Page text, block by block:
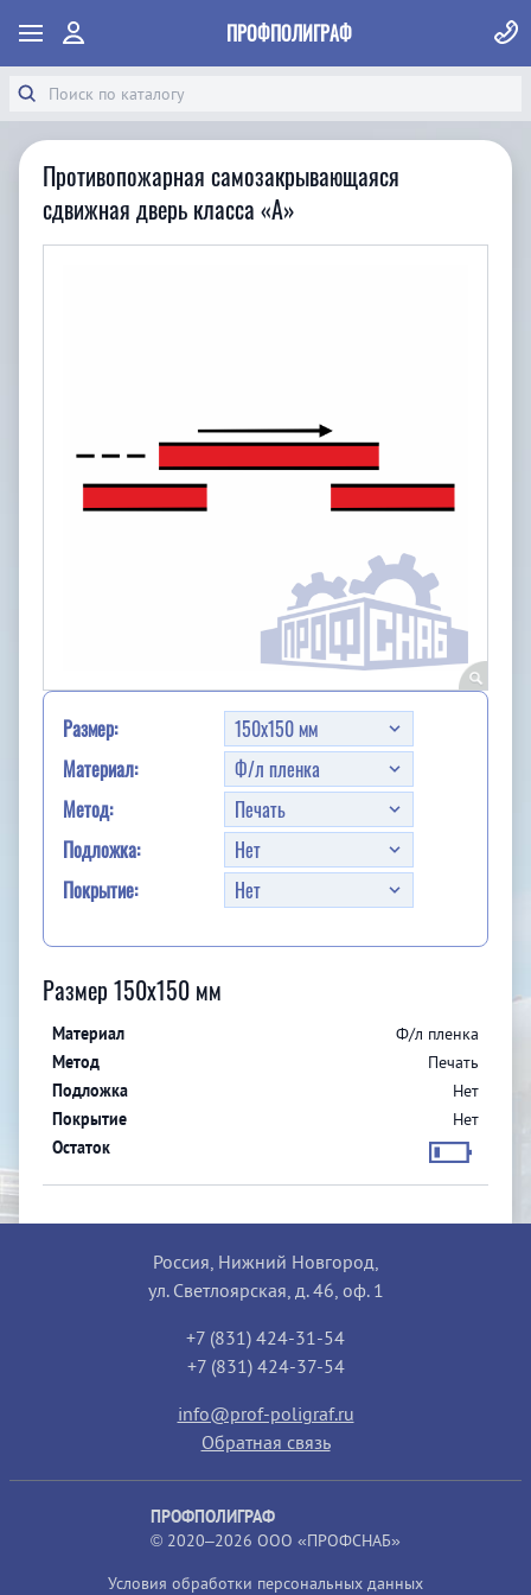
ПРОФПОЛИГРАФ
Противопожарная самозакрывающаяся
сдвижная дверь класса «А»
Размер:
Материал:
Метод:
Подложка:
Покрытие:
Размер 150x150 мм
Ф/л пленка
Печать
Нет
Нет
Россия, Нижний Новгород,
ул. Светлоярская, д. 46, оф. 1
+7 (831) 424-31-54
+7 (831) 424-37-54
info@prof-poligraf.ru
Обратная связь
ПРОФПОЛИГРАФ
© 2020–2026 ООО «ПРОФСНАБ»
Условия обработки персональных данных